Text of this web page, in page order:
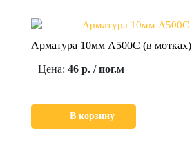
Арматура 10мм А500С (в мотках)
Цена: 46 р. / пог.м
В корзину